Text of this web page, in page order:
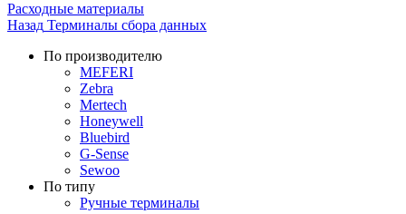
Расходные материалы
Назад Терминалы сбора данных
По производителю
MEFERI
Zebra
Mertech
Honeywell
Bluebird
G-Sense
Sewoo
По типу
Ручные терминалы